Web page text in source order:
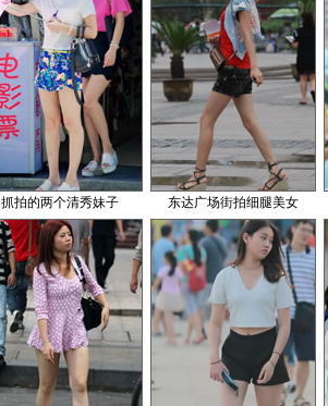
抓拍的两个清秀妹子 东达广场街拍细腿美女